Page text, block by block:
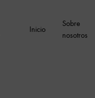
Inicio
Sobre
nosotros